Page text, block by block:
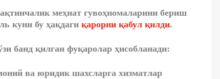
меҳнат гувоҳномаларини бериш
куни бу ҳақдаги қарорни қабул қилди.
банд қилган фуқаролар ҳисобланади:
ва юридик шахсларга хизматлар